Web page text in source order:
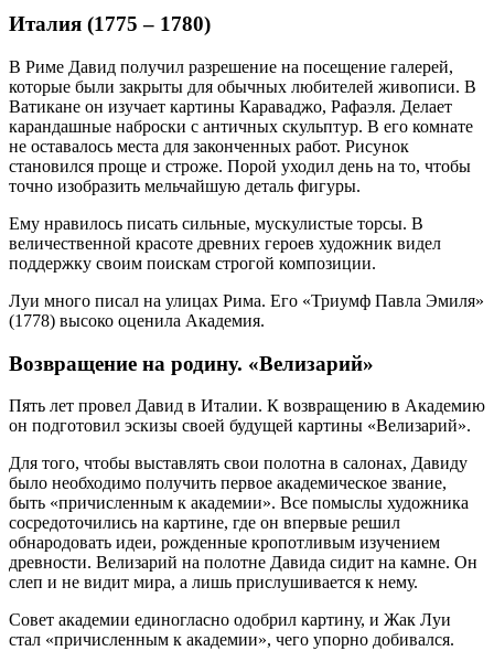
Италия (1775 – 1780)
В Риме Давид получил разрешение на посещение галерей,
которые были закрыты для обычных любителей живописи. В
Ватикане он изучает картины Караваджо, Рафаэля. Делает
карандашные наброски с античных скульптур. В его комнате
не оставалось места для законченных работ. Рисунок
становился проще и строже. Порой уходил день на то, чтобы
точно изобразить мельчайшую деталь фигуры.
Ему нравилось писать сильные, мускулистые торсы. В
величественной красоте древних героев художник видел
поддержку своим поискам строгой композиции.
Луи много писал на улицах Рима. Его «Триумф Павла Эмиля»
(1778) высоко оценила Академия.
Возвращение на родину. «Велизарий»
Пять лет провел Давид в Италии. К возвращению в Академию
он подготовил эскизы своей будущей картины «Велизарий».
Для того, чтобы выставлять свои полотна в салонах, Давиду
было необходимо получить первое академическое звание,
быть «причисленным к академии». Все помыслы художника
сосредоточились на картине, где он впервые решил
обнародовать идеи, рожденные кропотливым изучением
древности. Велизарий на полотне Давида сидит на камне. Он
слеп и не видит мира, а лишь прислушивается к нему.
Совет академии единогласно одобрил картину, и Жак Луи
стал «причисленным к академии», чего упорно добивался.